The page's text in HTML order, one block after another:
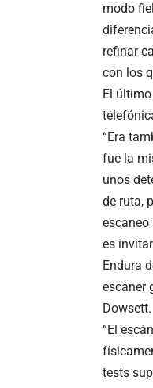
modo
refinar
con los
El
“Era
fue la
unos
de ruta,
escaneo
es
Endura
escáner
Dowsett.
“El
tests